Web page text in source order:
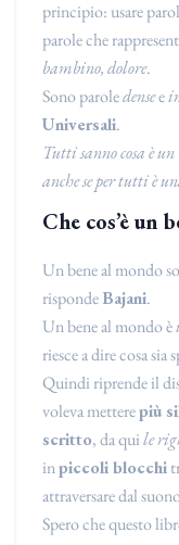
principio: usare
parole che
bambino, dolore.
Sono paroledensee
Universali.
Tutti sanno cosa è
anche se per tutti è
Che cos’è un
Un bene al mondo
rispondeBajani.
Un bene al mondo è
riesce a dire cosa sia
Quindi riprende il
voleva metterepiù
scritto, da quile
inpiccoli blocchi
attraversare dal
Spero che questo